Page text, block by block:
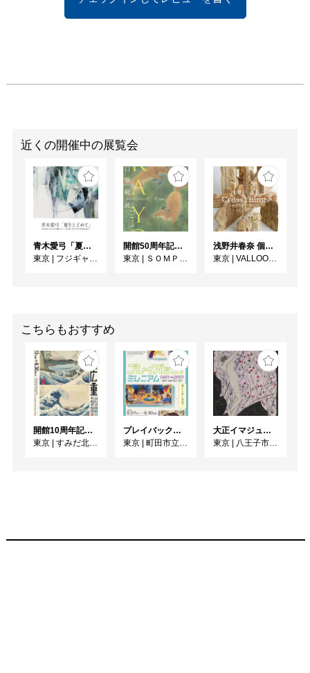
近くの開催中の展覧会
青木愛弓「夏をとどめて」
東京
フジギャラリー新宿
開館50周年記念 山口華楊展
東京
ＳＯＭＰＯ美術館
浅野井春奈 個展「CrossThings」
東京
VALLOON STUDIO SHIBUYA
こちらもおすすめ
開館10周年記念 「北斎 広重 ふたりの富士、それぞれの富士」
東京
すみだ北斎美術館
プレイバック！ミレニアム1991→2001 版画が／版画で越えた境界
東京
町田市立国際版画美術館
大正イマジュリィの世界
東京
八王子市夢美術館